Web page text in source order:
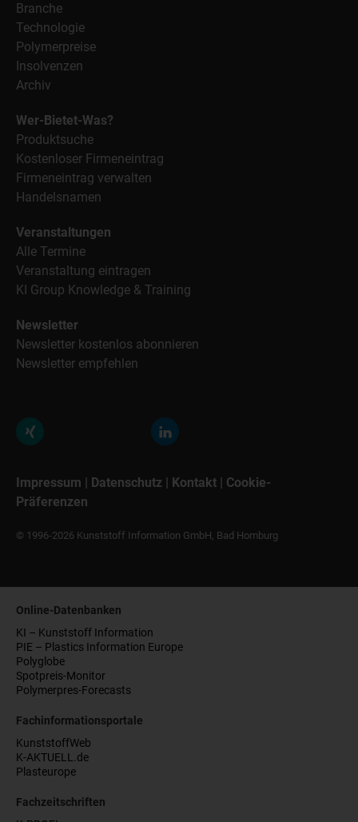
Branche
Technologie
Polymerpreise
Insolvenzen
Archiv
Wer-Bietet-Was?
Produktsuche
Kostenloser Firmeneintrag
Firmeneintrag verwalten
Handelsnamen
Veranstaltungen
Alle Termine
Veranstaltung eintragen
KI Group Knowledge & Training
Newsletter
Newsletter kostenlos abonnieren
Newsletter empfehlen
Impressum | Datenschutz | Kontakt | Cookie-
Präferenzen
© 1996-2026 Kunststoff Information GmbH, Bad Homburg
Online-Datenbanken
KI – Kunststoff Information
PIE – Plastics Information Europe
Polyglobe
Spotpreis-Monitor
Polymerpres-Forecasts
Fachinformationsportale
KunststoffWeb
K-AKTUELL.de
Plasteurope
Fachzeitschriften